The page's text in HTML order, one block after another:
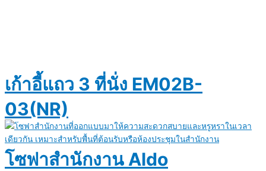
เก้าอี้แถว 3 ที่นั่ง EM02B-
03(NR)
โซฟาสำนักงาน Aldo